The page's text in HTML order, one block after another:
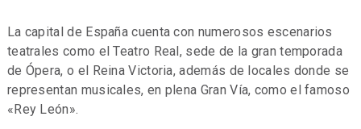
La capital de España cuenta con numerosos escenarios
teatrales como el Teatro Real, sede de la gran temporada
de Ópera, o el Reina Victoria, además de locales donde se
representan musicales, en plena Gran Vía, como el famoso
«Rey León».